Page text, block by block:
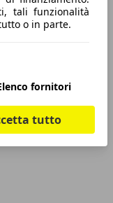
tali funzionalità
o in parte.
fornitori
tutto